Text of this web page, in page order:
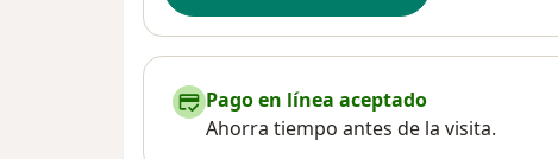
Pago en línea aceptado
Ahorra tiempo antes de la visita.